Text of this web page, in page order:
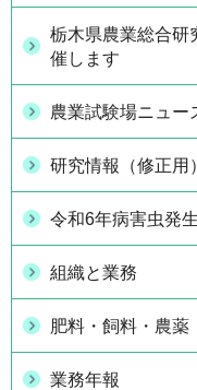
栃木県農業総合研
催します
農業試験場ニュー
研究情報（修正用）
令和6年病害虫発
組織と業務
肥料・飼料・農薬
業務年報